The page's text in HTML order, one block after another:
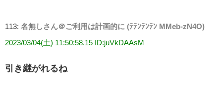
113: 名無しさん＠ご利用は計画的に (ﾃﾃﾝﾃﾝﾃﾝ MMeb-zN4O)
2023/03/04(土) 11:50:58.15 ID:juVkDAAsM
引き継がれるね